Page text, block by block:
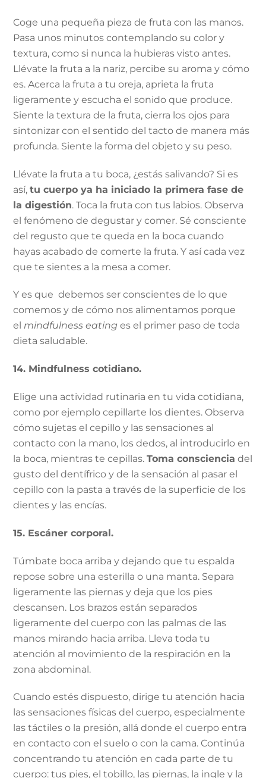
Coge una pequeña pieza de fruta con las manos.
Pasa unos minutos contemplando su color y
textura, como si nunca la hubieras visto antes.
Llévate la fruta a la nariz, percibe su aroma y cómo
es. Acerca la fruta a tu oreja, aprieta la fruta
ligeramente y escucha el sonido que produce.
Siente la textura de la fruta, cierra los ojos para
sintonizar con el sentido del tacto de manera más
profunda. Siente la forma del objeto y su peso.
Llévate la fruta a tu boca, ¿estás salivando? Si es
así,tu cuerpo ya ha iniciado la primera fase de
la digestión. Toca la fruta con tus labios. Observa
el fenómeno de degustar y comer. Sé consciente
del regusto que te queda en la boca cuando
hayas acabado de comerte la fruta. Y así cada vez
que te sientes a la mesa a comer.
Y es que debemos ser conscientes de lo que
comemos y de cómo nos alimentamos porque
elmindfulness eating es el primer paso de toda
dieta saludable.
14. Mindfulness cotidiano.
Elige una actividad rutinaria en tu vida cotidiana,
como por ejemplo cepillarte los dientes. Observa
cómo sujetas el cepillo y las sensaciones al
contacto con la mano, los dedos, al introducirlo en
la boca, mientras te cepillas.Toma consciencia del
gusto del dentífrico y de la sensación al pasar el
cepillo con la pasta a través de la superficie de los
dientes y las encías.
15. Escáner corporal.
Túmbate boca arriba y dejando que tu espalda
repose sobre una esterilla o una manta. Separa
ligeramente las piernas y deja que los pies
descansen. Los brazos están separados
ligeramente del cuerpo con las palmas de las
manos mirando hacia arriba. Lleva toda tu
atención al movimiento de la respiración en la
zona abdominal.
Cuando estés dispuesto, dirige tu atención hacia
las sensaciones físicas del cuerpo, especialmente
las táctiles o la presión, allá donde el cuerpo entra
en contacto con el suelo o con la cama. Continúa
concentrando tu atención en cada parte de tu
cuerpo: tus pies, el tobillo, las piernas, la ingle y la